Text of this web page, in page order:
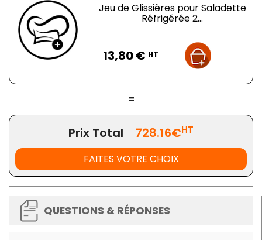
Dimensions :L 900 x P 700 x H 850 mm
Capacité :2 bacs GN 1/1 et 3 bacs GN 1/6
Capacité table :
mm
Gaz réfrigérant R134A
+2° à +8°C
Température ambiante d'utilisation :
Poids :89 Kg
Jeu de Glissières pour Saladette
Réfrigérée 2...
13,80 € HT
=
Prix Total 728.16€HT
FAITES VOTRE CHOIX
QUESTIONS & RÉPONSES